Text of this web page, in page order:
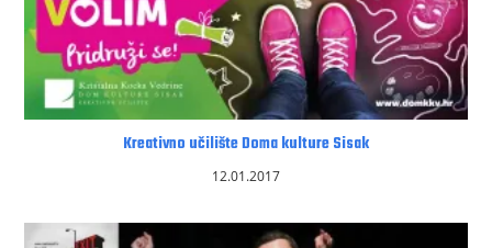
Kreativno učilište Doma kulture Sisak
12.01.2017